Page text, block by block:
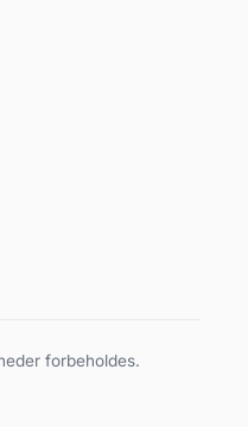
forbeholdes.